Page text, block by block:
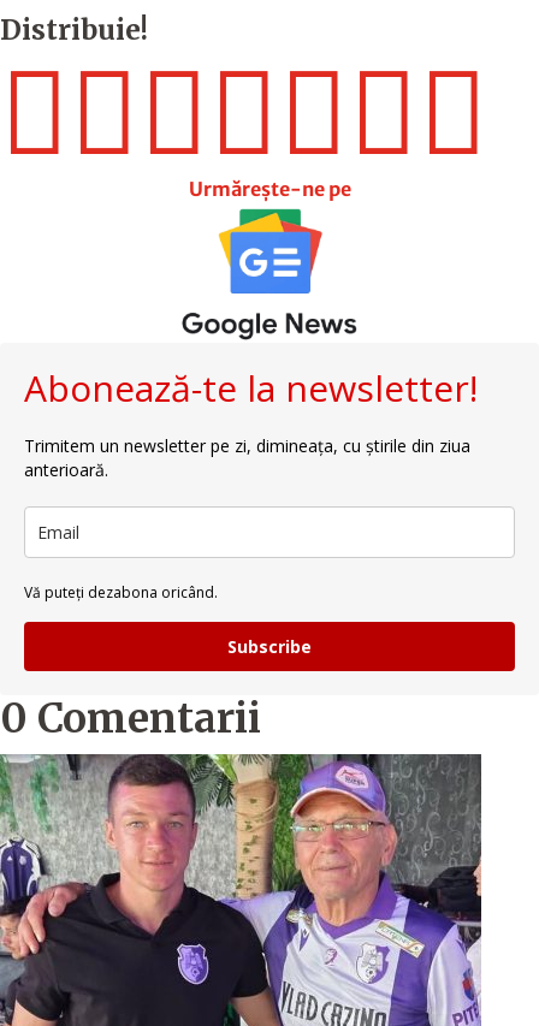
Distribuie!

Urmărește-ne pe
Abonează-te la newsletter!
Trimitem un newsletter pe zi, dimineața, cu știrile din ziua
anterioară.
Vă puteți dezabona oricând.
Subscribe
0 Comentarii